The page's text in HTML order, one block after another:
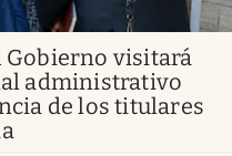
Gobierno visitará
administrativo
de los titulares